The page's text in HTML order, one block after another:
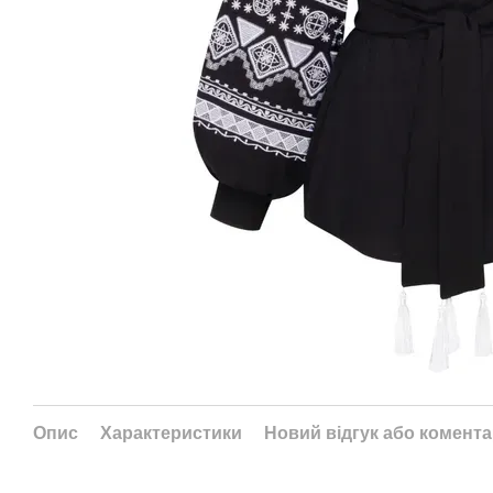
Опис Характеристики Новий відгук або